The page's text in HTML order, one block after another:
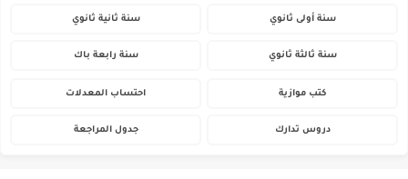
سنة أولى ثانوي سنة ثانية ثانوي
سنة ثالثة ثانوي سنة رابعة باك
كتب موازية احتساب المعدلات
دروس تدارك جدول المراجعة